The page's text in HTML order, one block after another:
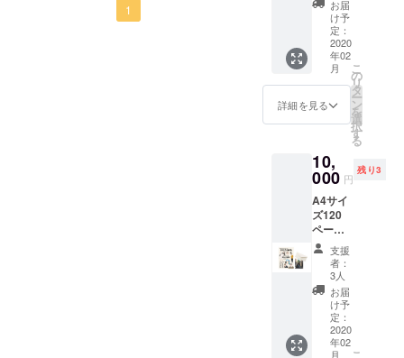
しパソコンと向き合ってい
この記事の最後に書きま
うございます。おかげさま
1
冊のお
届け＋
お礼の
お手紙
お届
け予
定：
2020
年02
月
詳細を見る
こ
の
リ
タ
ー
ン
を
選
択
す
る
10,
000 円
残り3
A4サイ
ズ120
ページ
程の雑
誌
「IKIZA
MA」1
冊のお
届け＋
お手紙
＋ハガ
支援
者：
3人
お届
け予
定：
2020
年02
月